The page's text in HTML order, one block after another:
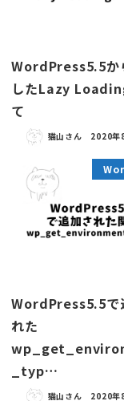
WordPress5.5か
したLazy
て
猫山さん 2020年
WordPress5.5で
れた
_typ…
猫山さん 2020年